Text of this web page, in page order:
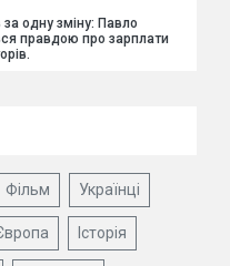
одну зміну: Павло
правдою про зарплати
Фільм Українці
Історія